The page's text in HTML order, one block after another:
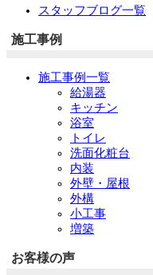
スタッフブログ一覧
施工事例
施工事例一覧
給湯器
キッチン
浴室
トイレ
洗面化粧台
内装
外壁・屋根
外構
小工事
増築
お客様の声